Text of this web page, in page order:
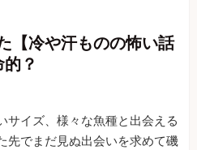
【冷や汗ものの怖い話
？
サイズ、様々な魚種と出会える
先でまだ見ぬ出会いを求めて磯